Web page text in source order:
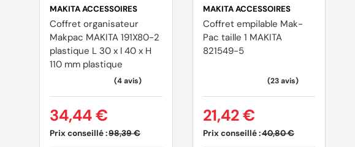
MAKITA ACCESSOIRES
Coffret organisateur
Makpac MAKITA 191X80-2
plastique L 30 x l 40 x H
110 mm plastique
Prix conseillé :98,39 €
34,44 €
MAKITA ACCESSOIRES
Coffret empilable Mak-
Pac taille 1 MAKITA
821549-5
Prix conseillé :40,80 €
21,42 €